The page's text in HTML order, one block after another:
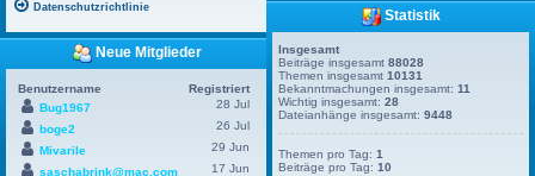
Datenschutzrichtlinie
Neue Mitglieder
Benutzername
Registriert
Bug1967
28 Jul
boge2
26 Jul
Mivarile
29 Jun
saschabrink@mac.com
17 Jun
Statistik
Insgesamt
Beiträge insgesamt88028
Themen insgesamt10131
Bekanntmachungen insgesamt:11
Wichtig insgesamt:28
Dateianhänge insgesamt:9448
Themen pro Tag:1
Beiträge pro Tag:10